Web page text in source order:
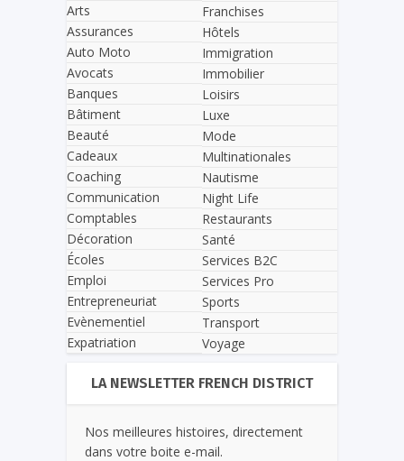
Arts
Assurances
Auto Moto
Avocats
Banques
Bâtiment
Beauté
Cadeaux
Coaching
Communication
Comptables
Décoration
Écoles
Emploi
Entrepreneuriat
Evènementiel
Expatriation
Franchises
Hôtels
Immigration
Immobilier
Loisirs
Luxe
Mode
Multinationales
Nautisme
Night Life
Restaurants
Santé
Services B2C
Services Pro
Sports
Transport
Voyage
LA NEWSLETTER FRENCH DISTRICT
Nos meilleures histoires, directement
dans votre boite e-mail.